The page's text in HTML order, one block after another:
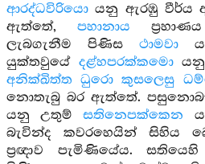
ආරද්ධවිරියො යනු ඇරඹු වීර්ය
ඇත්තේ, පහානාය
ලැබගැනීම පිණිස ථාමවා
යුක්තවුයේ දළ්හපරක්කමොයනු
අනික්ඛිත්ත ධුරො කුසලෙසු
නොතැබු බර ඇත්තේ.
යනු උතුම්සතිනෙපක්කෙන
බැවින්ද කවරහෙයින් සිහිය
ප්‍රඥාව පැමිණියේය.